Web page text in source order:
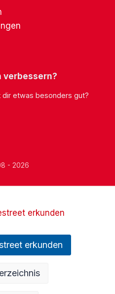
verbessern?
etwas besonders gut?
- 2026
erkunden